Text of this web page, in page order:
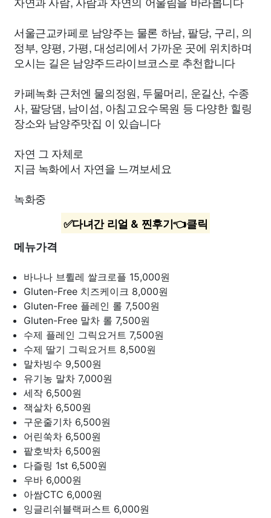
서울근교카페로 남양주는 물론 하남, 팔당, 구리, 의
정부, 양평, 가평, 대성리에서 가까운 곳에 위치하며
오시는 길은 남양주드라이브코스로 추천합니다
카페녹화 근처엔 물의정원, 두물머리, 운길산, 수종
사, 팔당댐, 남이섬, 아침고요수목원 등 다양한 힐링
장소와 남양주맛집 이 있습니다
자연 그 자체로
지금 녹화에서 자연을 느껴보세요
녹화중
✅다녀간 리얼 & 찐후기👈클릭
메뉴가격
바나나 브륄레 쌀크로플 15,000원
Gluten-Free 치즈케이크 8,000원
Gluten-Free 플레인 롤 7,500원
Gluten-Free 말차 롤 7,500원
수제 플레인 그릭요거트 7,500원
수제 딸기 그릭요거트 8,500원
말차빙수 9,500원
유기농 말차 7,000원
세작 6,500원
잭살차 6,500원
구운줄기차 6,500원
어린쑥차 6,500원
팥호박차 6,500원
다즐링 1st 6,500원
우바 6,000원
아쌈CTC 6,000원
잉글리쉬블랙퍼스트 6,000원